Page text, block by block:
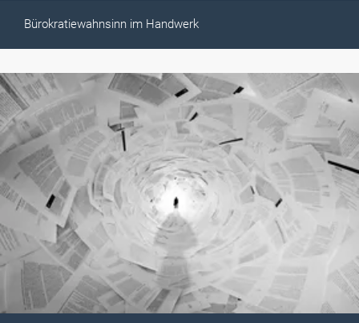
Bürokratiewahnsinn im Handwerk